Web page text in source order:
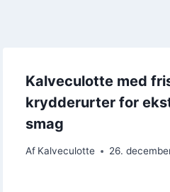
Kalveculotte med
krydderurter for
smag
Af Kalveculotte 26.